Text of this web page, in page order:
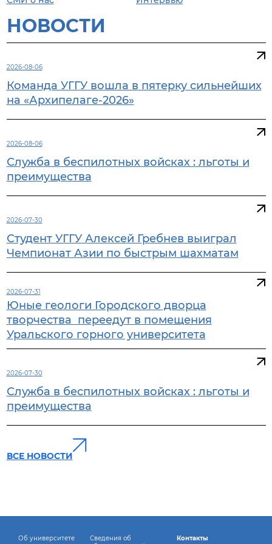
НОВОСТИ
2026-08-06
Команда УГГУ вошла в пятерку сильнейших
на «Архипелаге-2026»
2026-08-06
Служба в беспилотных войсках : льготы и
преимущества
2026-07-30
Студент УГГУ Алексей Гребнев выиграл
Чемпионат Азии по быстрым шахматам
2026-07-31
Юные геологи Городского дворца
творчества переедут в помещения
Уральского горного университета
2026-07-30
Служба в беспилотных войсках : льготы и
преимущества
ВСЕ НОВОСТИ
Об университете
Сведения об
Контакты